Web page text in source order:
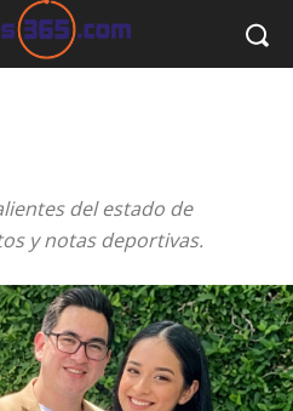
del estado de
y notas deportivas.